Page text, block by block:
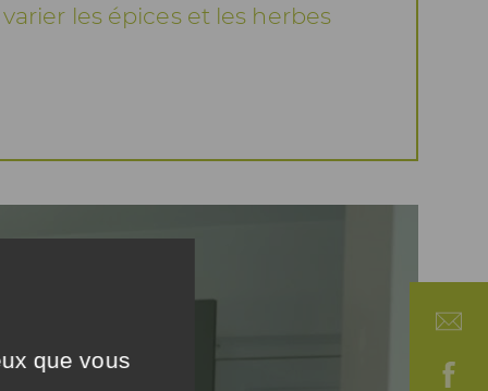
les épices et les herbes
que vous